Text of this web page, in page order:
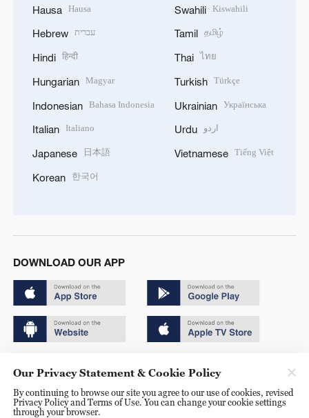
Hausa Hausa
Hebrew עברית
Hindi हिन्दी
Hungarian Magyar
Indonesian Bahasa Indonesia
Italian Italiano
Japanese 日本語
Korean 한국어
Swahili Kiswahili
Tamil தமிழ்
Thai ไทย
Turkish Türkçe
Ukrainian Українська
Urdu اردو
Vietnamese Tiếng Việt
DOWNLOAD OUR APP
京ICP备20000184号
京公网安备 11010502050052号
Our Privacy Statement & Cookie Policy
By continuing to browse our site you agree to our use of cookies, revised
Privacy Policy and Terms of Use. You can change your cookie settings
through your browser.